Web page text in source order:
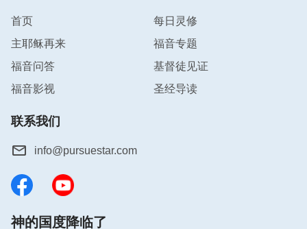
首页
每日灵修
主耶稣再来
福音专题
福音问答
基督徒见证
福音影视
圣经导读
联系我们
info@pursuestar.com
神的国度降临了